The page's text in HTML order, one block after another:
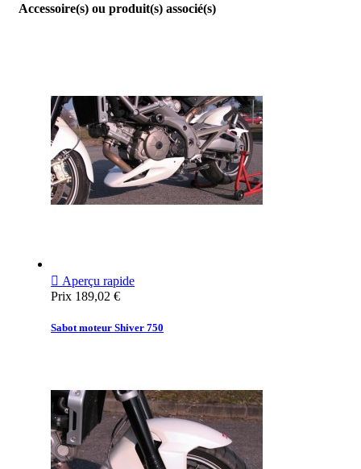
Accessoire(s) ou produit(s) associé(s)
 Aperçu rapide
Prix 189,02 €
Sabot moteur Shiver 750